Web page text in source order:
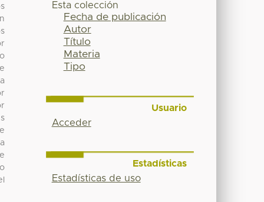
Esta colección
Fecha de publicación
Autor
Título
Materia
Tipo
Usuario
Acceder
Estadísticas
Estadísticas de uso